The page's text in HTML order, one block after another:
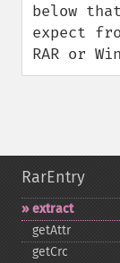
below
expect
RAR or
RarEntry
extract
getAttr
getCrc